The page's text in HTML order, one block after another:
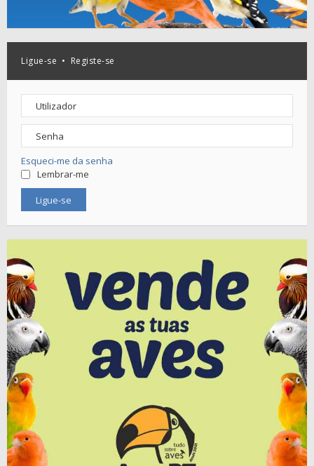
Ligue-se • Registe-se
Esqueci-me da senha
Lembrar-me